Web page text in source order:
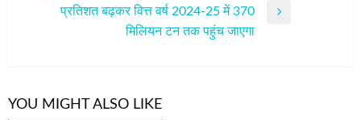
प्रतिशत बढ़कर वित्त वर्ष 2024-25 में 370
मिलियन टन तक पहुंच जाएगा
YOU MIGHT ALSO LIKE